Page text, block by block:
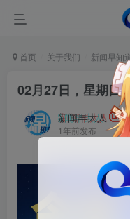
首页 关于我们 新闻早知
02月27日，星期四,
新闻早大人
1年前发布